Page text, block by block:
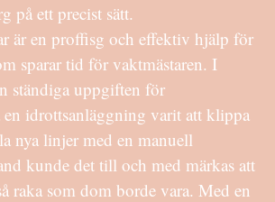
på ett precist sätt.
är en proffisg och effektiv hjälp för
sparar tid för vaktmästaren. I
ständiga uppgiften för
en idrottsanläggning varit att klippa
nya linjer med en manuell
kunde det till och med märkas att
raka som dom borde vara. Med en